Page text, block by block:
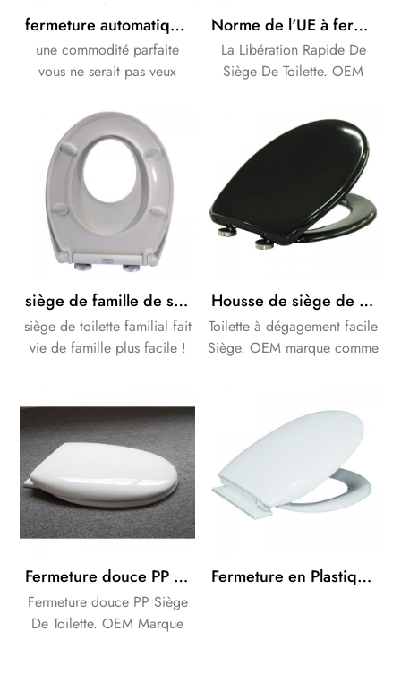
fonctionnement fluide et
silencieux.
facile. Favorise l’autonomie
des enfants aux toilettes.
fermeture automatique standard européen rond duroplast résistant aux rayures housse de siège de toilette
une commodité parfaite
vous ne serait pas veux
Norme de l'UE à fermeture Lente et Rapide Libération PP Siège de Toilette WC
La Libération Rapide De
Siège De Toilette. OEM
des clients.
siège de famille de siège d'urée de siège de famille de salle de bains à fermeture douce à dégagement facile
siège de toilette familial fait
vie de famille plus facile !
Housse de siège de toilette à fermeture douce et à dégagement rapide de couleur noire pour salle de bain
Toilette à dégagement facile
Siège. OEM marque comme
Fermeture douce PP Toilettes de Couverture de Siège de Oceanwell produits de salle de bains
Fermeture douce PP Siège
De Toilette. OEM Marque
Fermeture en Plastique de Couverture de Siège de Toilette en Plastique Charnière